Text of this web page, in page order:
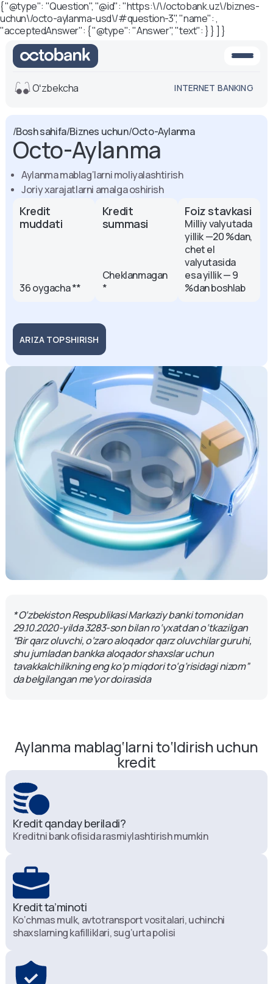
{ "@type": "Question", "@id": "https:\/\/octobank.uz\/biznes-
uchun\/octo-aylanma-usd\/#question-3", "name": ,
"acceptedAnswer": { "@type": "Answer", "text": } } ] }
Ko'rinish
O'rta
versiya
Oq-qora
versiya
Ovoz
Matn o'lchami
Aa -
Aa
Oʻzbekcha INTERNET BANKING
/Bosh sahifa/Biznes uchun/Octo-Aylanma
Octo-Aylanma
Aylanma mablag‘larni moliyalashtirish
Joriy xarajatlarni amalga oshirish
Kredit
muddati
36 oygacha **
Kredit
summasi
Cheklanmagan
*
Foiz stavkasi
Milliy valyutada
yillik —20 %dan,
chet el
valyutasida
esa yillik — 9
%dan boshlab
ARIZA TOPSHIRISH
* O‘zbekiston Respublikasi Markaziy banki tomonidan
29.10.2020-yilda 3283-son bilan ro‘yxatdan o‘tkazilgan
“Bir qarz oluvchi, o‘zaro aloqador qarz oluvchilar guruhi,
shu jumladan bankka aloqador shaxslar uchun
tavakkalchilikning eng ko‘p miqdori to‘g‘risidagi nizom”
da belgilangan me’yor doirasida
Aylanma mablag‘larni to‘ldirish uchun
kredit
Kredit qanday beriladi?
Kreditni bank ofisida rasmiylashtirish mumkin
Kredit ta’minoti
Ko‘chmas mulk, avtotransport vositalari, uchinchi
shaxslarning kafilliklari, sug‘urta polisi